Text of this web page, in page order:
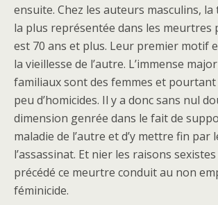
ensuite. Chez les auteurs masculins, la
la plus représentée dans les meurtres
est 70 ans et plus. Leur premier motif
la vieillesse de l’autre. L’immense
familiaux sont des femmes et pourtant
peu d’homicides. Il y a donc sans nul
dimension genrée dans le fait de
maladie de l’autre et d’y mettre fin par
l’assassinat. Et nier les raisons
précédé ce meurtre conduit au non
féminicide.